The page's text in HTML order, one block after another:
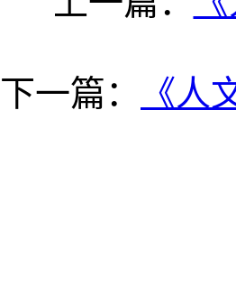
下一篇： 《人